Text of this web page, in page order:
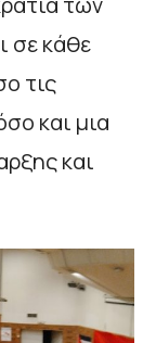
σε κάθε
τις
και μια
και